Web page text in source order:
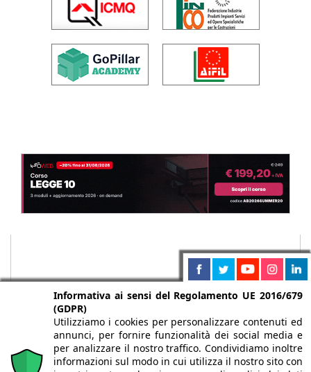
Informativa ai sensi del Regolamento UE 2016/679
(GDPR)
Utilizziamo i cookies per personalizzare contenuti ed
annunci, per fornire funzionalità dei social media e
per analizzare il nostro traffico. Condividiamo inoltre
informazioni sul modo in cui utilizza il nostro sito con